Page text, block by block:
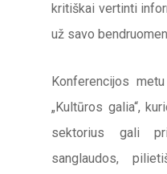
kritiškai vertinti
už savo
Konferencijos
„Kultūros galia“,
sektorius gali
sanglaudos,